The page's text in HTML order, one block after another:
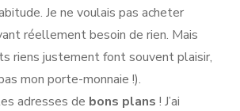
Je ne voulais pas acheter
réellement besoin de rien. Mais
riens justement font souvent plaisir,
mon porte-monnaie !).
adresses de bons plans ! J’ai